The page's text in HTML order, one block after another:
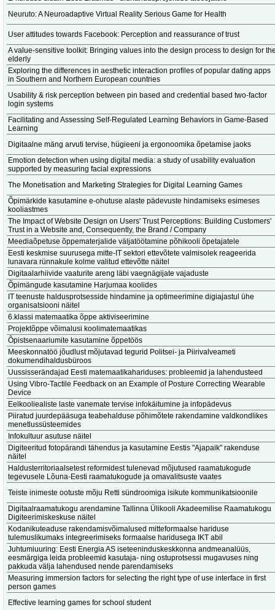
Neuruto: A Neuroadaptive Virtual Reality Serious Game for Health
User attitudes towards Facebook: Perception and reassurance of trust
A value-sensitive toolkit: Bringing values into the design process to design for
elderly
Exploring the differences in aesthetic interaction profiles of popular dating apps
in Southern and Northern European countries
Usability & risk perception between pin based and credential based two-factor
login systems
Facilitating and Assessing Self-Regulated Learning Behaviors in Game-Based
Learning
Digitaalne mäng arvuti tervise, hügieeni ja ergonoomika õpetamise jaoks
Emotion detection when using digital media: a study of usability evaluation
supported by measuring facial expressions
The Monetisation and Marketing Strategies for Digital Learning Games
Õpimärkide kasutamine e-ohutuse alaste pädevuste hindamiseks esimeses
kooliastmes
The Impact of Website Design on Users' Trust Perceptions: Building Customers'
Trust in a Website and, Consequently, the Brand / Company
Meediaõpetuse õppematerjalide väljatöötamine põhikooli õpetajatele
Eesti keskmise suurusega mitte-IT sektori ettevõtete valmisolek reageerida
lunavara rünnakule kolme valitud ettevõtte näitel
Digitaalarhiivide vaaturite areng läbi vaegnägijate vajaduste
Õpimängude kasutamine Harjumaa koolides
IT teenuste haldusprotsesside hindamine ja optimeerimine digiajastul ühe
organisatsiooni näitel
6.klassi matemaatika õppe aktiviseerimine
Projektõppe võimalusi koolimatemaatikas
Õpistsenaariumite kasutamine õppetöös
Meeskonnatöö jõudlust mõjutavad tegurid Politsei- ja Piirivalveameti
dokumendihaldusbüroos
Uussisserändajad Eesti matemaatikahariduses: probleemid ja lahendusteed
Using Vibro-Tactile Feedback on an Example of Posture Correcting Wearable
Device
Eelkooliealiste laste vanemate tervise infokäitumine ja infopädevus
Piiratud juurdepääsuga teabehalduse põhimõtete rakendamine valdkondlikes
menetlussüsteemides
Infokultuur asutuse näitel
Digiteeritud fotopärandi tähendus ja kasutamine Eestis "Ajapaik" rakenduse
näitel
Haldusterritoriaalsetest reformidest tulenevad mõjutused raamatukogude
tegevusele Lõuna-Eesti raamatukogude ja omavalitsuste vaates
Teiste inimeste ootuste mõju Retti sündroomiga isikute kommunikatsioonile
Digitaalraamatukogu arendamine Tallinna Ülikooli Akadeemilise Raamatukogu
Digiteerimiskeskuse näitel
Kodanikuteaduse rakendamisvõimalused mitteformaalse hariduse
tulemuslikumaks integreerimiseks formaalse haridusega IKT abil
Juhtumiuuring: Eesti Energia AS iseteeninduskeskkonna andmeanalüüs,
eesmärgiga leida probleemid kasutaja- ning ostuprotsessi mugavuses ning
pakkuda välja lahendused nende parendamiseks
Measuring immersion factors for selecting the right type of use interface in first
person games
Effective learning games for school student